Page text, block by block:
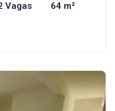
Vagas 64 m²